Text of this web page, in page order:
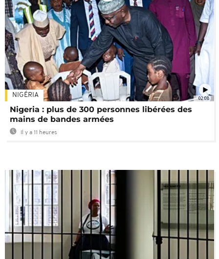
02:08
NIGÉRIA
Nigeria : plus de 300 personnes libérées des
mains de bandes armées
Il y a 11 heures